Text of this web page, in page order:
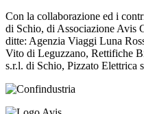
Con la collaborazione ed i
di Schio, di Associazione Avis
ditte: Agenzia Viaggi Luna
Vito di Leguzzano, Rettifiche
s.r.l. di Schio, Pizzato Elettrica